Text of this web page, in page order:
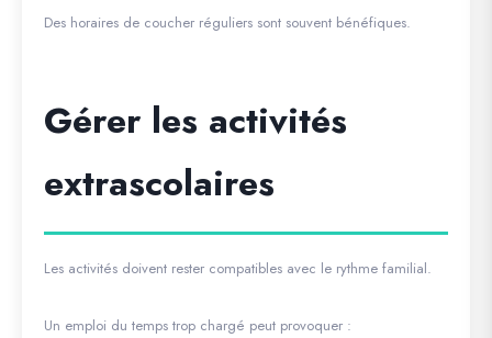
Des horaires de coucher réguliers sont souvent bénéfiques.
Gérer les activités
extrascolaires
Les activités doivent rester compatibles avec le rythme familial.
Un emploi du temps trop chargé peut provoquer :